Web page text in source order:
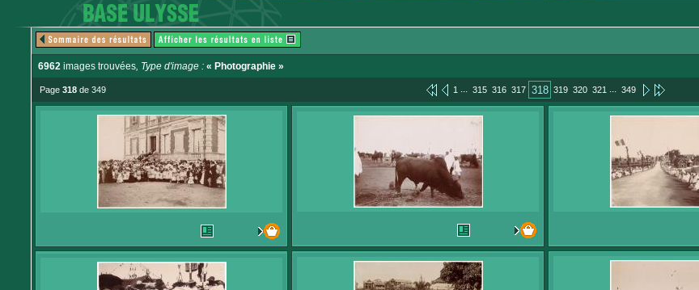
6962 images trouvées, Type d'image : « Photographie »
Page 318 de 349 1 ... 315 316 317 318 319 320 321 ... 349